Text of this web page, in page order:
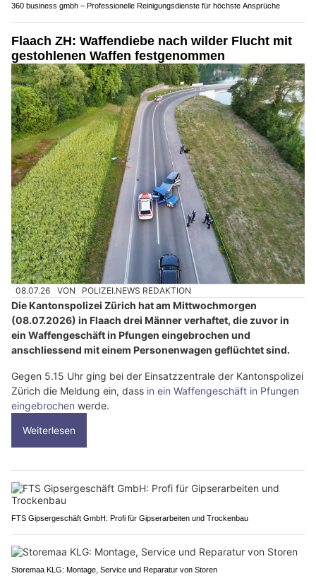
360 business gmbh – Professionelle Reinigungsdienste für höchste Ansprüche
Flaach ZH: Waffendiebe nach wilder Flucht mit
gestohlenen Waffen festgenommen
08.07.26 VON POLIZEI.NEWS REDAKTION
Die Kantonspolizei Zürich hat am Mittwochmorgen
(08.07.2026) in Flaach drei Männer verhaftet, die zuvor in
ein Waffengeschäft in Pfungen eingebrochen und
anschliessend mit einem Personenwagen geflüchtet sind.
Gegen 5.15 Uhr ging bei der Einsatzzentrale der Kantonspolizei
Zürich die Meldung ein, dass in ein Waffengeschäft in Pfungen
eingebrochen werde.
Weiterlesen
FTS Gipsergeschäft GmbH: Profi für Gipserarbeiten und Trockenbau
Storemaa KLG: Montage, Service und Reparatur von Storen